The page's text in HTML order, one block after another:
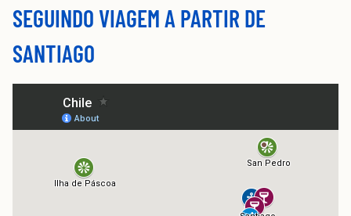
SEGUINDO VIAGEM A PARTIR DE
SANTIAGO